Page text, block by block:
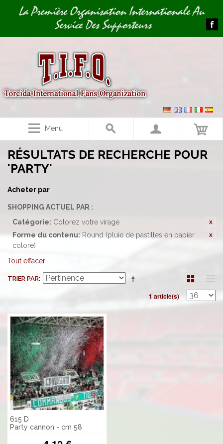
Image 01La Première Organisation Internationale Au
Service Des Supporteurs
Menu
RÉSULTATS DE RECHERCHE POUR
'PARTY'
Acheter par
SHOPPING ACTUEL PAR :
Catégorie: Colorez votre virage
Forme du contenu: Round (pluie de pastilles en papier
colore)
Tout effacer
TRIER PAR
1 article(s)
615 D
Party cannon - cm 58